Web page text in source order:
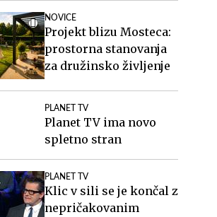
NOVICE
Projekt blizu Mosteca:
prostorna stanovanja
za družinsko življenje
PLANET TV
Planet TV ima novo
spletno stran
PLANET TV
Klic v sili se je končal z
nepričakovanim